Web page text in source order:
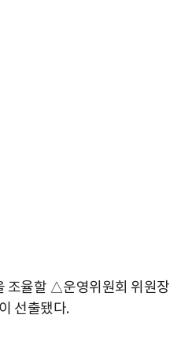
조율할 △운영위원회 위원
선출됐다.